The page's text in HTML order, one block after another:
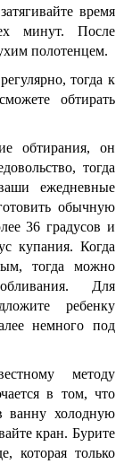
время
минут. После
полотенцем.
тогда к
обтирать
обтирания, он
тогда
ежедневные
обычную
36 градусов и
купания. Когда
тогда можно
Для
ребенку
немного под
методу
в том, что
ванну холодную
кран. Бурите
которая только